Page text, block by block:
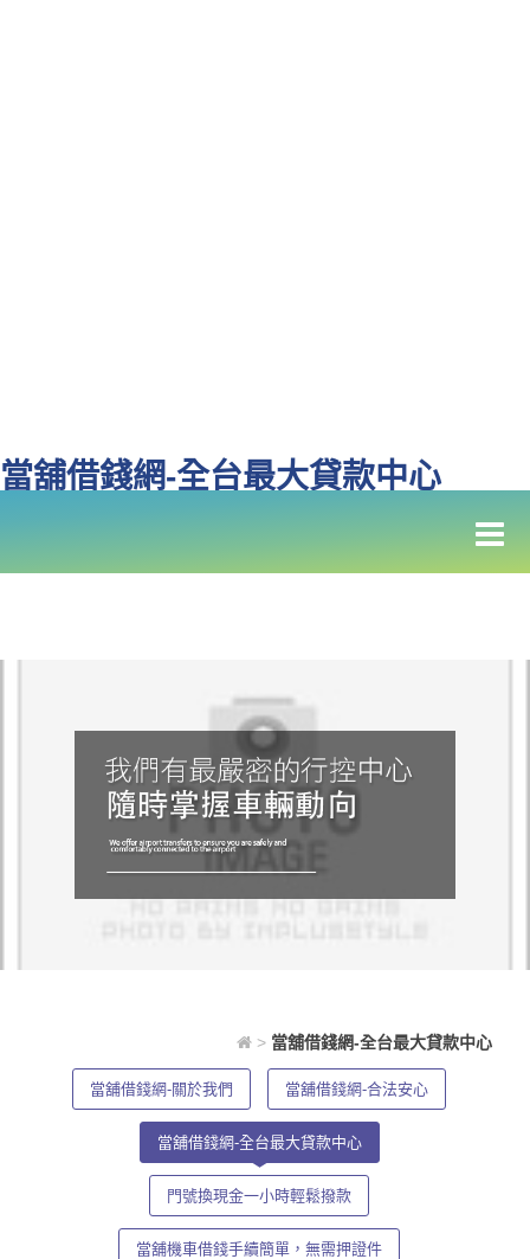
當舖借錢網-全台最大貸款中心
> 當舖借錢網-全台最大貸款中心
當舖借錢網-關於我們 當舖借錢網-合法安心
當舖借錢網-全台最大貸款中心
門號換現金一小時輕鬆撥款
當舖機車借錢手續簡單，無需押證件